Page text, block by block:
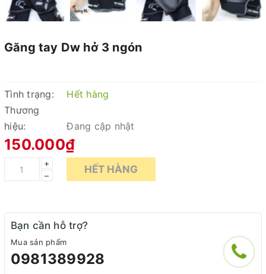
Găng tay Dw hở 3 ngón
Tình trạng:
Hết hàng
Thương
hiệu:
Đang cập nhật
150.000₫
+
–
HẾT HÀNG
Bạn cần hỗ trợ?
Mua sản phẩm
0981389928